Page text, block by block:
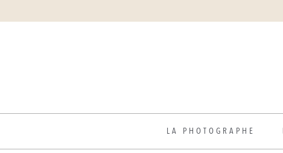
LA PHOTOGRAPHE